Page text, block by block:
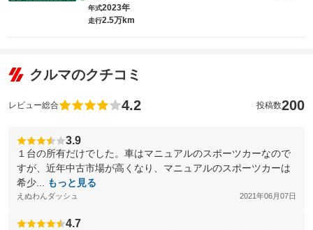
年式2023年
走行2.5万km
クルマのクチコミ
レビュー総合 4.2 投稿数200
3.9
１台の所有だけでした。車はマニュアルのスポーツカーなので
すが、近年中古市場が高くなり、マニュアルのスポーツカーは
希少...
もっと見る
えぬわんダッシュ 2021年06月07日
4.7